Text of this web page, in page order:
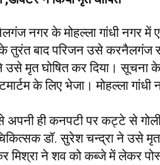
नगर के मोहल्ला गांधी नगर
के तुरंत बाद परिजन उसे करनैलगंज
मृत घोषित कर दिया। सूचना
के लिए भेजा। मोहल्ला गांधी
से अपनी ही कनपटी पर कट्टे से
डॉ. सुरेश चन्द्रा ने उसे
मिश्रा ने शव को कब्जे में लेकर